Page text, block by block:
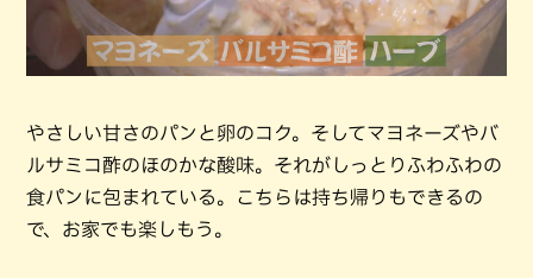
やさしい甘さのパンと卵のコク。そしてマヨネーズやバ
ルサミコ酢のほのかな酸味。それがしっとりふわふわの
食パンに包まれている。こちらは持ち帰りもできるの
で、お家でも楽しもう。